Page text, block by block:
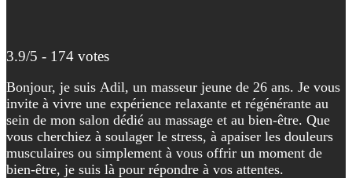
3.9/5 - 174 votes
Bonjour, je suis Adil, un masseur jeune de 26 ans. Je vous
invite à vivre une expérience relaxante et régénérante au
sein de mon salon dédié au massage et au bien-être. Que
vous cherchiez à soulager le stress, à apaiser les douleurs
musculaires ou simplement à vous offrir un moment de
bien-être, je suis là pour répondre à vos attentes.